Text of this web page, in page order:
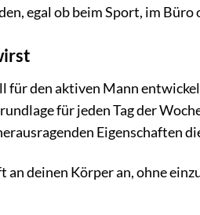
egal ob beim Sport, im Büro
für den aktiven Mann
für jeden Tag der
Eigenschaften
an deinen Körper an, ohne